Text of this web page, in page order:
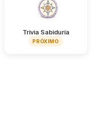
Trivia Sabiduría
PRÓXIMO